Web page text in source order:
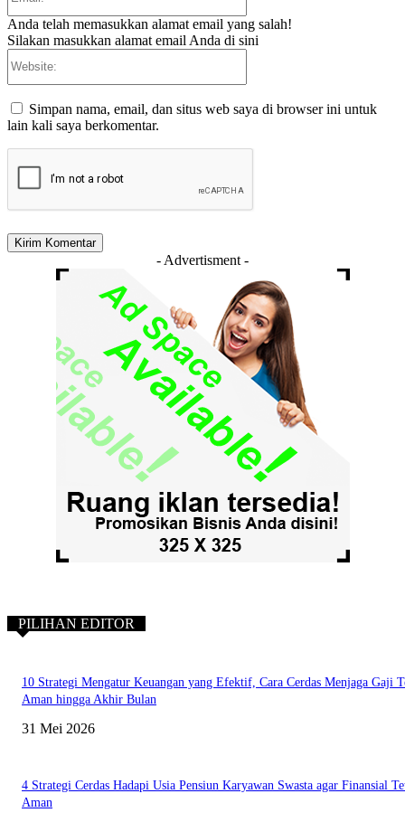
Anda telah memasukkan alamat email yang salah!
Silakan masukkan alamat email Anda di sini
Simpan nama, email, dan situs web saya di browser ini untuk
lain kali saya berkomentar.
- Advertisment -
PILIHAN EDITOR
10 Strategi Mengatur Keuangan yang Efektif, Cara Cerdas Menjaga Gaji
Aman hingga Akhir Bulan
31 Mei 2026
4 Strategi Cerdas Hadapi Usia Pensiun Karyawan Swasta agar Finansial
Aman